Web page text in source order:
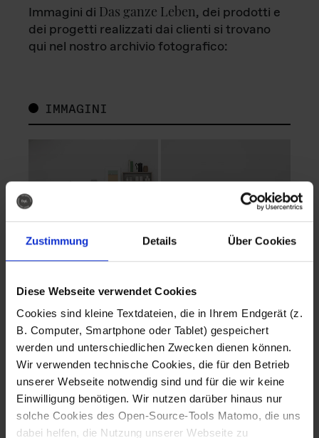
Zustimmung Details Über Cookies
Diese Webseite verwendet Cookies
Cookies sind kleine Textdateien, die in Ihrem Endgerät (z.
B. Computer, Smartphone oder Tablet) gespeichert
werden und unterschiedlichen Zwecken dienen können.
Wir verwenden technische Cookies, die für den Betrieb
unserer Webseite notwendig sind und für die wir keine
Einwilligung benötigen. Wir nutzen darüber hinaus nur
solche Cookies des Open-Source-Tools Matomo, die uns
dabei helfen, die Nutzung unserer Webseite zu
Immagini di Das ganze Leben, dei prodotti e
dei progetti realizzati dai clienti si trovano
qui nel nostro archivio fotografico:
IMMAGINI
Fotografo: Lorenz
Sternbach
Download
Fotografo: Lorenz
Sternbach
Download